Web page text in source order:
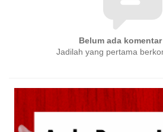
Belum ada
Jadilah yang pertama